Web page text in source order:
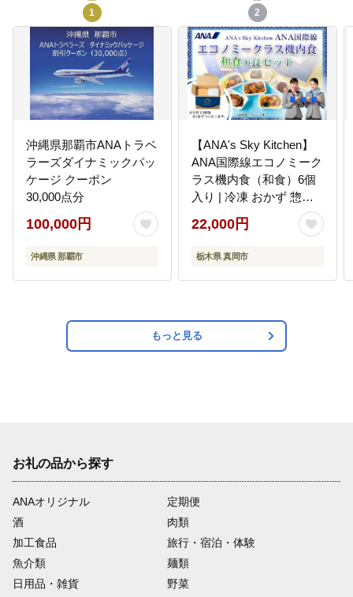
1
沖縄県那覇市ANAトラベ
ラーズダイナミックパッ
ケージ クーポン
30,000点分
100,000円
沖縄県 那覇市
2
【ANA's Sky Kitchen】
ANA国際線エコノミーク
ラス機内食（和食）6個
入り | 冷凍 おかず 惣菜
時短 保存食 お取り寄せ
グルメ 栃木県 真岡市 送
料無料
22,000円
栃木県 真岡市
もっと見る
お礼の品から探す
ANAオリジナル
定期便
酒
肉類
加工食品
旅行・宿泊・体験
魚介類
麺類
日用品・雑貨
野菜